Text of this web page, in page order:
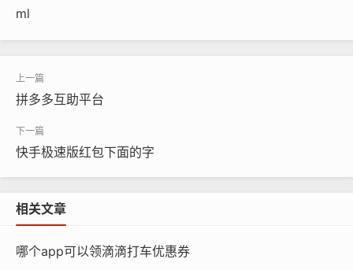
ml
拼多多互助平台
快手极速版红包下面的字
相关文章
哪个app可以领滴滴打车优惠券